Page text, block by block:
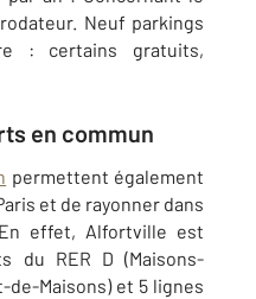
Neuf parkings
: certains gratuits,
en commun
permettent également
et de rayonner dans
effet, Alfortville est
du RER D (Maisons-
Maisons) et 5 lignes